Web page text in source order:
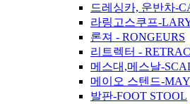
드레싱카, 운반차-
라링고스쿠프-
론져 - RONGEURS
리트렉터 -
메스대,메스날-
메이오 스텐드-
발판-FOOT STOOL